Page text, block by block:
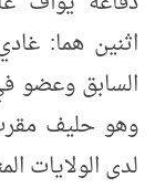
اثنين هما:
السابق وعضو
وهو حليف
لدى الولايات